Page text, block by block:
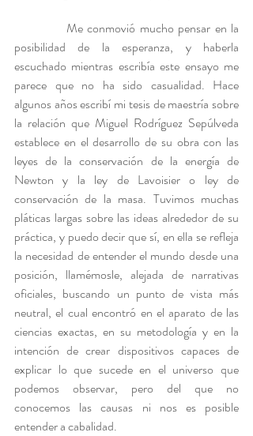
Me conmovió mucho pensar en la
posibilidad de la esperanza, y haberla
escuchado mientras escribía este ensayo me
parece que no ha sido casualidad. Hace
algunos años escribí mi tesis de maestría sobre
la relación que Miguel Rodríguez Sepúlveda
establece en el desarrollo de su obra con las
leyes de la conservación de la energía de
Newton y la ley de Lavoisier o ley de
conservación de la masa. Tuvimos muchas
pláticas largas sobre las ideas alrededor de su
práctica, y puedo decir que sí, en ella se refleja
la necesidad de entender el mundo desde una
posición, llamémosle, alejada de narrativas
oficiales, buscando un punto de vista más
neutral, el cual encontró en el aparato de las
ciencias exactas, en su metodología y en la
intención de crear dispositivos capaces de
explicar lo que sucede en el universo que
podemos observar, pero del que no
conocemos las causas ni nos es posible
entender a cabalidad.